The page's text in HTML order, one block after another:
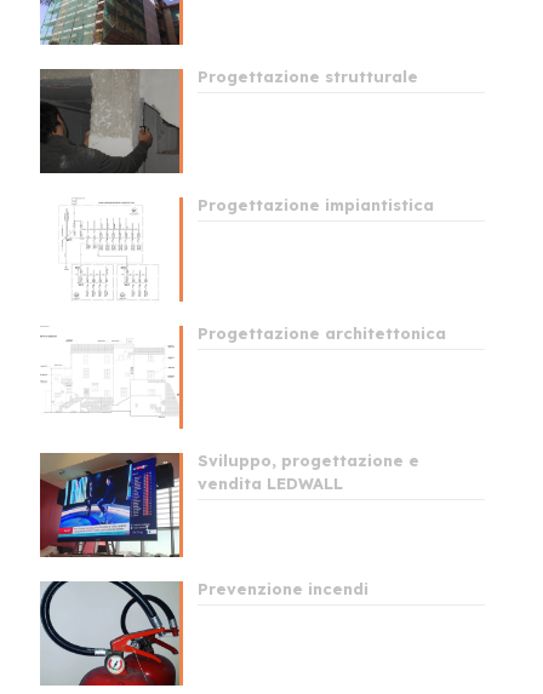
Progettazione strutturale
Progettazione impiantistica
Progettazione architettonica
Sviluppo, progettazione e
vendita LEDWALL
Prevenzione incendi